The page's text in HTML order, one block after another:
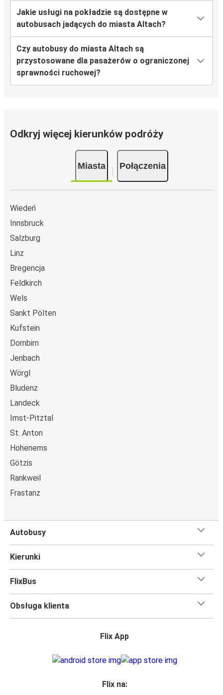
Jakie usługi na pokładzie są dostępne w
autobusach jadących do miasta Altach?
Czy autobusy do miasta Altach są
przystosowane dla pasażerów o ograniczonej
sprawności ruchowej?
Odkryj więcej kierunków podróży
Miasta Połączenia
Wiedeń
Innsbruck
Salzburg
Linz
Bregencja
Feldkirch
Wels
Sankt Pölten
Kufstein
Dornbirn
Jenbach
Wörgl
Bludenz
Landeck
Imst-Pitztal
St. Anton
Hohenems
Götzis
Rankweil
Frastanz
Autobusy
Kierunki
FlixBus
Obsługa klienta
Flix App
Flix na: